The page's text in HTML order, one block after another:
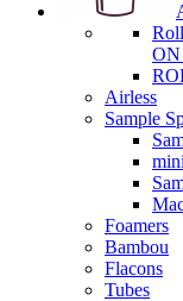
Airless
Sample
Foamers
Bambou
Flacons
Tubes